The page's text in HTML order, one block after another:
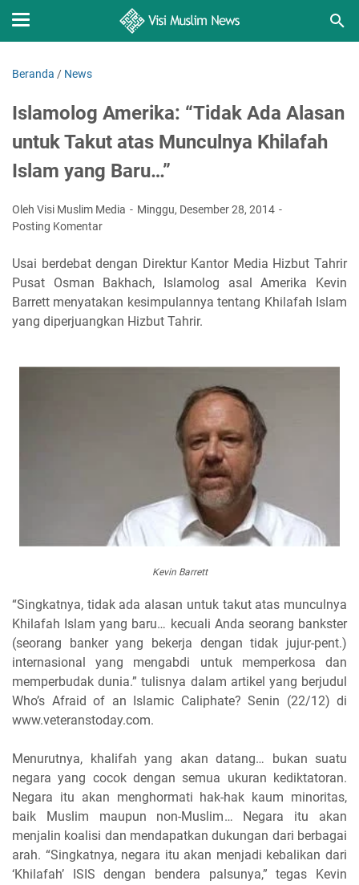
Beranda / News
Islamolog Amerika: “Tidak Ada Alasan
untuk Takut atas Munculnya Khilafah
Islam yang Baru…”
Oleh Visi Muslim Media
Minggu, Desember 28, 2014
Posting Komentar
Usai berdebat dengan Direktur Kantor Media Hizbut Tahrir
Pusat Osman Bakhach, Islamolog asal Amerika Kevin
Barrett menyatakan kesimpulannya tentang Khilafah Islam
yang diperjuangkan Hizbut Tahrir.
Kevin Barrett
“Singkatnya, tidak ada alasan untuk takut atas munculnya
Khilafah Islam yang baru… kecuali Anda seorang bankster
(seorang banker yang bekerja dengan tidak jujur-pent.)
internasional yang mengabdi untuk memperkosa dan
memperbudak dunia.” tulisnya dalam artikel yang berjudul
Who’s Afraid of an Islamic Caliphate? Senin (22/12) di
www.veteranstoday.com.
Menurutnya, khalifah yang akan datang… bukan suatu
negara yang cocok dengan semua ukuran kediktatoran.
Negara itu akan menghormati hak-hak kaum minoritas,
baik Muslim maupun non-Muslim… Negara itu akan
menjalin koalisi dan mendapatkan dukungan dari berbagai
arah. “Singkatnya, negara itu akan menjadi kebalikan dari
‘Khilafah’ ISIS dengan bendera palsunya,” tegas Kevin